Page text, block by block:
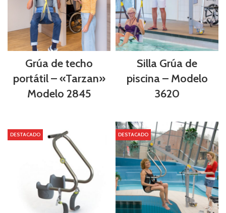
Grúa de techo
portátil – «Tarzan»
Modelo 2845
Silla Grúa de
piscina – Modelo
3620
DESTACADO DESTACADO